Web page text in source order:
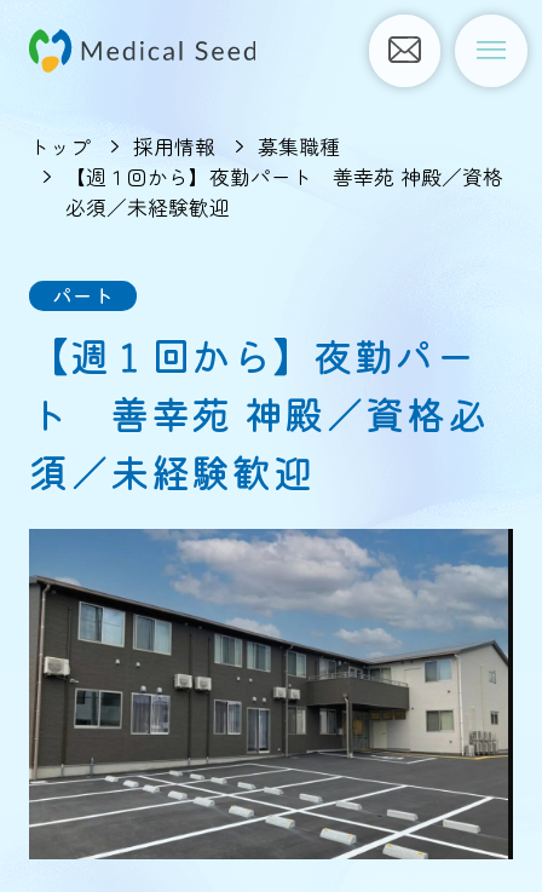
トップ 採用情報
募集職種
【週１回から】夜勤パート 善幸苑 神殿／資格
必須／未経験歓迎
パート
【週１回から】夜勤パー
ト 善幸苑 神殿／資格必
須／未経験歓迎